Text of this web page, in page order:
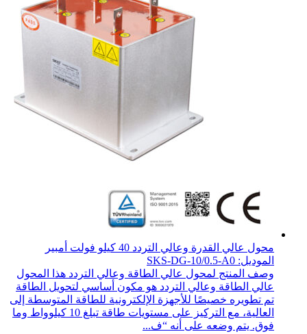
محول عالي القدرة وعالي التردد 40 كيلو فولت أمبير
الموديل: SKS-DG-10/0.5-A0
وصف المنتج لمحول عالي الطاقة وعالي التردد هذا المحول
عالي الطاقة وعالي التردد هو مكون أساسي لتحويل الطاقة
تم تطويره خصيصًا للأجهزة الإلكترونية للطاقة المتوسطة إلى
العالية، مع التركيز على مستويات طاقة تبلغ 10 كيلوواط وما
فوق. يتم وضعه على أنه “ف...